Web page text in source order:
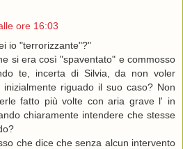
ore 16:03
io "terrorizzante"?"
si era così "spaventato" e commosso
te, incerta di Silvia, da non voler
riguado il suo caso? Non
fatto più volte con aria grave l' in
chiaramente intendere che stesse
che dice che senza alcun intervento